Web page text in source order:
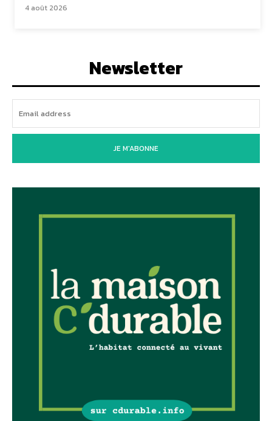
4 août 2026
Newsletter
JE M'ABONNE